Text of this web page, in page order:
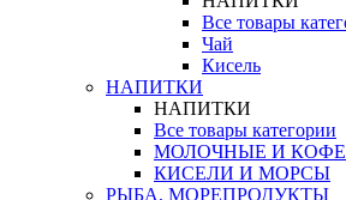
Все товары
Чай
Кисель
НАПИТКИ
НАПИТКИ
Все товары категории
МОЛОЧНЫЕ И
КИСЕЛИ И МОРСЫ
РЫБА, МОРЕПРОДУКТЫ